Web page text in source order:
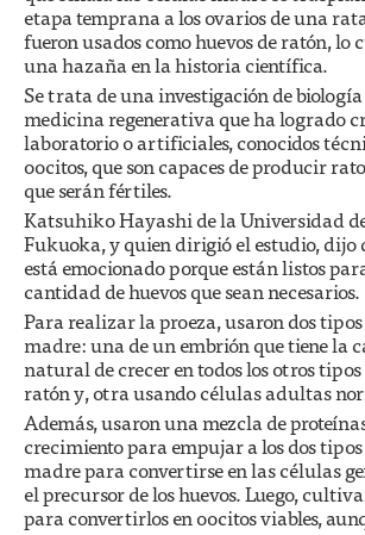
etapa temprana a los ovarios de una
fueron usados como huevos de ratón, lo
una hazaña en la historia científica.
Se trata de una investigación de
medicina regenerativa que ha logrado
laboratorio o artificiales, conocidos
oocitos, que son capaces de producir
que serán fértiles.
Katsuhiko Hayashi de la Universidad
Fukuoka, y quien dirigió el estudio, dijo
está emocionado porque están listos
cantidad de huevos que sean necesarios.
Para realizar la proeza, usaron dos
madre: una de un embrión que tiene la
natural de crecer en todos los otros
ratón y, otra usando células adultas
Además, usaron una mezcla de
crecimiento para empujar a los dos
madre para convertirse en las células
el precursor de los huevos. Luego,
para convertirlos en oocitos viables,